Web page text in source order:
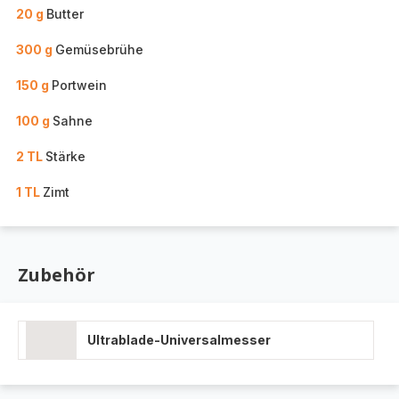
20 g Butter
300 g Gemüsebrühe
150 g Portwein
100 g Sahne
2 TL Stärke
1 TL Zimt
Zubehör
Ultrablade-Universalmesser